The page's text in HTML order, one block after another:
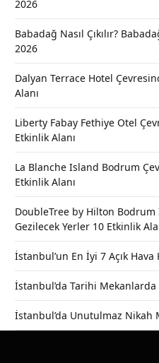
2026
Babadağ Nasıl Çıkılır?
2026
Dalyan Terrace Hotel
Alanı
Liberty Fabay Fethiye Otel
Etkinlik Alanı
La Blanche Island Bodrum
Etkinlik Alanı
DoubleTree by Hilton Bodrum
Gezilecek Yerler 10 Etkinlik
İstanbul’un En İyi 7 Açık Hava
İstanbul’da Tarihi
İstanbul’da Unutulmaz Nikah